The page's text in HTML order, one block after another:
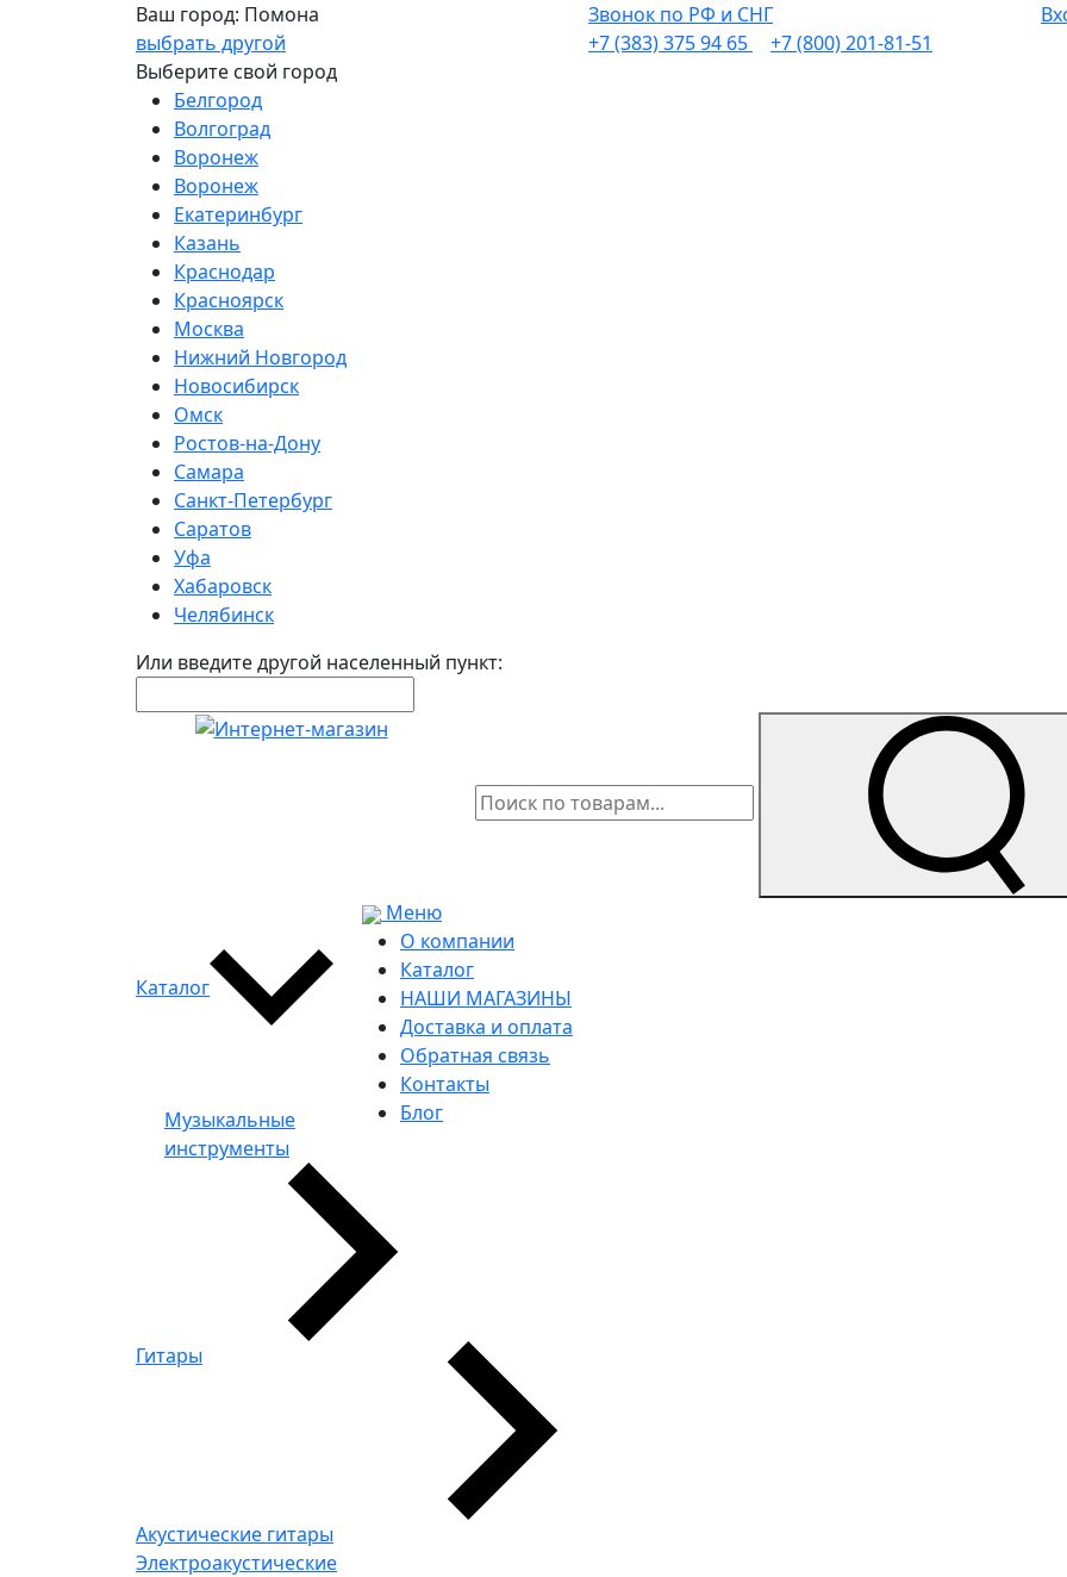
Ваш город: Помона
выбрать другой
Выберите свой город
Белгород
Волгоград
Воронеж
Воронеж
Екатеринбург
Казань
Краснодар
Красноярск
Москва
Нижний Новгород
Новосибирск
Омск
Ростов-на-Дону
Самара
Санкт-Петербург
Саратов
Уфа
Хабаровск
Челябинск
Или введите другой населенный пункт:
Звонок по РФ и СНГ
+7 (383) 375 94 65
+7 (800) 201-81-51
Каталог
Музыкальные
инструменты
Гитары
Акустические гитары
Электроакустические
Меню
О компании
Каталог
НАШИ МАГАЗИНЫ
Доставка и оплата
Обратная связь
Контакты
Блог